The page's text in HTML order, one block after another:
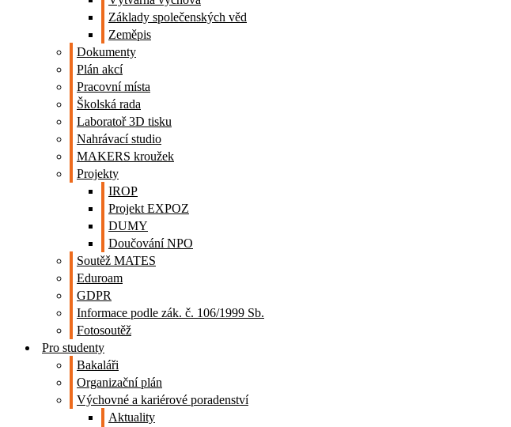
Základy společenských věd
Zeměpis
Dokumenty
Plán akcí
Pracovní místa
Školská rada
Laboratoř 3D tisku
Nahrávací studio
MAKERS kroužek
Projekty
IROP
Projekt EXPOZ
DUMY
Doučování NPO
Soutěž MATES
Eduroam
GDPR
Informace podle zák. č. 106/1999 Sb.
Fotosoutěž
Pro studenty
Bakaláři
Organizační plán
Výchovné a kariérové poradenství
Aktuality